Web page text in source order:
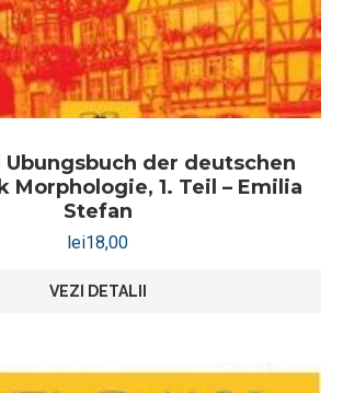
Ubungsbuch der deutschen
Morphologie, 1. Teil – Emilia
Stefan
lei18,00
VEZI DETALII